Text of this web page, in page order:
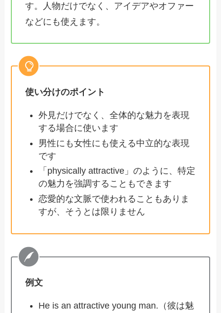
す。人物だけでなく、アイデアやオファー
などにも使えます。
使い分けのポイント
外見だけでなく、全体的な魅力を表現
する場合に使います
男性にも女性にも使える中立的な表現
です
「physically attractive」のように、特定
の魅力を強調することもできます
恋愛的な文脈で使われることもありま
すが、そうとは限りません
例文
He is an attractive young man.（彼は魅